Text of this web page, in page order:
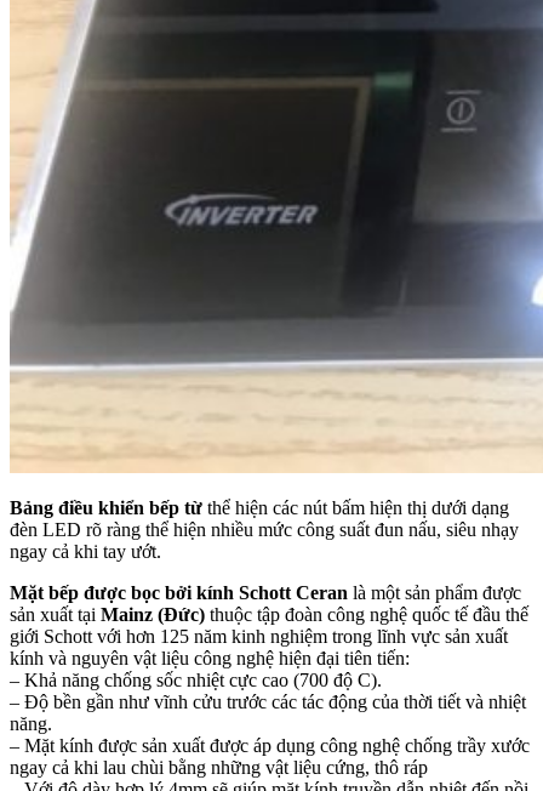
Bảng điều khiển bếp từ thể hiện các nút bấm hiện thị dưới dạng
đèn LED rõ ràng thể hiện nhiều mức công suất đun nấu, siêu nhạy
ngay cả khi tay ướt.
Mặt bếp được bọc bởi kính Schott Ceran là một sản phẩm được
sản xuất tại Mainz (Đức) thuộc tập đoàn công nghệ quốc tế đầu thế
giới Schott với hơn 125 năm kinh nghiệm trong lĩnh vực sản xuất
kính và nguyên vật liệu công nghệ hiện đại tiên tiến:
– Khả năng chống sốc nhiệt cực cao (700 độ C).
– Độ bền gần như vĩnh cửu trước các tác động của thời tiết và nhiệt
năng.
– Mặt kính được sản xuất được áp dụng công nghệ chống trầy xước
ngay cả khi lau chùi bằng những vật liệu cứng, thô ráp